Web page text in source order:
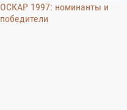
ОСКАР 1997: номинанты и
победители